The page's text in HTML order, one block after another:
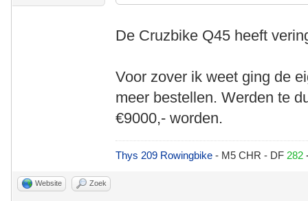
De Cruzbike Q45 heeft
Voor zover ik weet ging de
meer bestellen. Werden te
€9000,- worden.
Thys 209 Rowingbike- M5 CHR - DF 282
Website Zoek